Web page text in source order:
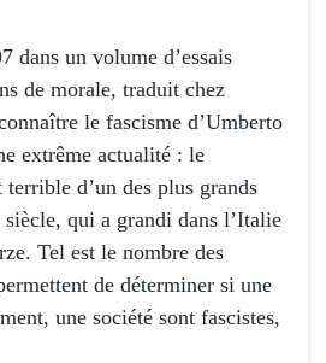
dans un volume d’essais
de morale, traduit chez
le fascisme d’Umberto
extrême actualité : le
d’un des plus grands
qui a grandi dans l’Italie
Tel est le nombre des
de déterminer si une
une société sont fascistes,